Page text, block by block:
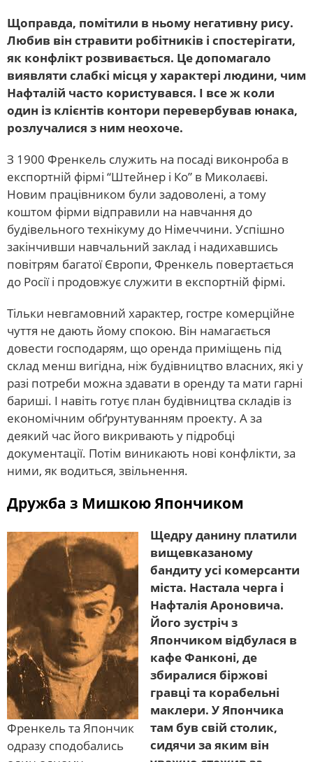
Щоправда, помітили в ньому негативну рису.
Любив він стравити робітників і спостерігати,
як конфлікт розвивається. Це допомагало
виявляти слабкі місця у характері людини, чим
Нафталій часто користувався. І все ж коли
один із клієнтів контори перевербував юнака,
розлучалися з ним неохоче.
З 1900 Френкель служить на посаді виконроба в
експортній фірмі “Штейнер і Ко” в Миколаєві.
Новим працівником були задоволені, а тому
коштом фірми відправили на навчання до
будівельного технікуму до Німеччини. Успішно
закінчивши навчальний заклад і надихавшись
повітрям багатої Європи, Френкель повертається
до Росії і продовжує служити в експортній фірмі.
Тільки невгамовний характер, гостре комерційне
чуття не дають йому спокою. Він намагається
довести господарям, що оренда приміщень під
склад менш вигідна, ніж будівництво власних, які у
разі потреби можна здавати в оренду та мати гарні
бариші. І навіть готує план будівництва складів із
економічним обґрунтуванням проекту. А за
деякий час його викривають у підробці
документації. Потім виникають нові конфлікти, за
ними, як водиться, звільнення.
Дружба з Мишкою Япончиком
Френкель та Япончик
одразу сподобались
Щедру данину платили
вищевказаному
бандиту усі комерсанти
міста. Настала черга і
Нафталія Ароновича.
Його зустріч з
Япончиком відбулася в
кафе Фанконі, де
збиралися біржові
гравці та корабельні
маклери. У Япончика
там був свій столик,
сидячи за яким він